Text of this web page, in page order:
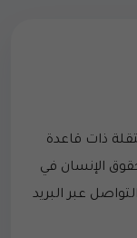
ذات قاعدة
تعزيز حقوق الإنسان في
عبر البريد